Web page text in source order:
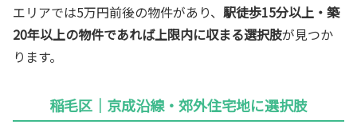
エリアでは5万円前後の物件があり、 駅徒歩15分以上・築
20年以上の物件であれば上限内に収まる選択肢が見つか
ります。
稲毛区｜京成沿線・郊外住宅地に選択肢